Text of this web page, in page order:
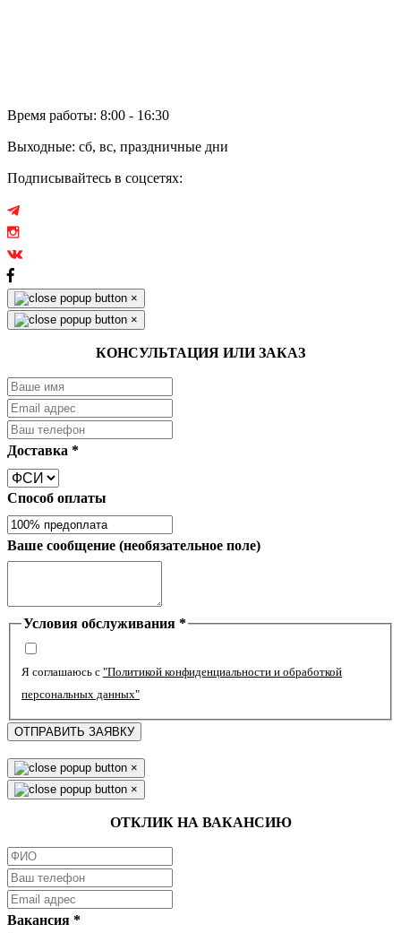
Время работы: 8:00 - 16:30
Выходные: сб, вс, праздничные дни
Подписывайтесь в соцсетях:
×
×
КОНСУЛЬТАЦИЯ ИЛИ ЗАКАЗ
Доставка *
Способ оплаты
Ваше сообщение (необязательное поле)
Условия обслуживания *
Я соглашаюсь с "Политикой конфиденциальности и обработкой
персональных данных"
ОТПРАВИТЬ ЗАЯВКУ
×
×
ОТКЛИК НА ВАКАНСИЮ
Вакансия *